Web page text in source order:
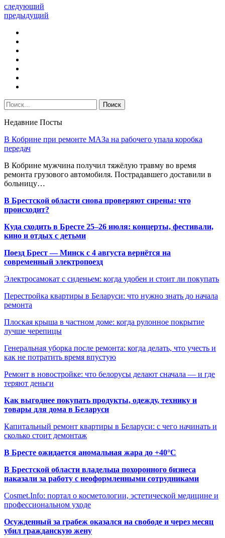
следующий
предыдущий
Недавние Посты
В Кобрине при ремонте МАЗа на рабочего упала коробка
передач
В Кобрине мужчина получил тяжёлую травму во время
ремонта грузового автомобиля. Пострадавшего доставили в
больницу…
В Брестской области снова проверяют сирены: что
происходит?
Куда сходить в Бресте 25–26 июля: концерты, фестивали,
кино и отдых с детьми
Поезд Брест — Минск с 4 августа вернётся на
современный электропоезд
Электросамокат с сиденьем: когда удобен и стоит ли покупать
Перестройка квартиры в Беларуси: что нужно знать до начала
ремонта
Плоская крыша в частном доме: когда рулонное покрытие
лучше черепицы
Генеральная уборка после ремонта: когда делать, что учесть и
как не потратить время впустую
Ремонт в новостройке: что белорусы делают сначала — и где
теряют деньги
Как выгоднее покупать продукты, одежду, технику и
товары для дома в Беларуси
Капитальный ремонт квартиры в Беларуси: с чего начинать и
сколько стоит демонтаж
В Бресте ожидается аномальная жара до +40°C
В Брестской области владельца похоронного бизнеса
наказали за работу с неоформленными сотрудниками
Cosmet.Info: портал о косметологии, эстетической медицине и
профессиональном уходе
Осужденный за грабеж оказался на свободе и через месяц
убил гражданскую жену